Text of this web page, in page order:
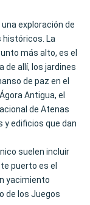
exploración de
históricos. La
más alto, es el
de allí, los jardines
de paz en el
Antigua, el
de Atenas
y edificios que dan
suelen incluir
puerto es el
yacimiento
de los Juegos